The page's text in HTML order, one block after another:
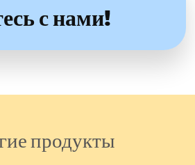
с нами!
продукты